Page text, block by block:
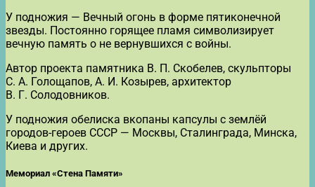
У подножия — Вечный огонь в форме пятиконечной
звезды. Постоянно горящее пламя символизирует
вечную память о не вернувшихся с войны.
Автор проекта памятника В. П. Скобелев, скульпторы
С. А. Голощапов, А. И. Козырев, архитектор
В. Г. Солодовников.
У подножия обелиска вкопаны капсулы с землёй
городов-героев СССР — Москвы, Сталинграда, Минска,
Киева и других.
Мемориал «Стена Памяти»